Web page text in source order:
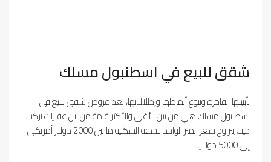
شقق للبيع في اسطنبول مسلك
بأبنيتها الفاخرة وتنوع أنماطها وإطلالاتها، تعد عروض شقق للبيع في
اسطنبول مسلك هي من بين الأغلى والأكثر قيمة من بين عقارات تركيا..
حيث يتراوح سعر المتر الواحد للشقة السكنية ما بين 2000 دولار أمريكي
إلى 5000 دولار.